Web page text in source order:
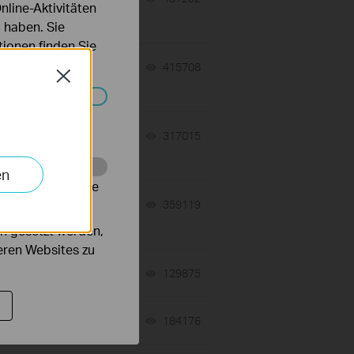
415708
317015
359119
129875
184176
Close
Aktivitäten
Sie
finden Sie
nicht
um die
gesetzt werden,
Websites zu